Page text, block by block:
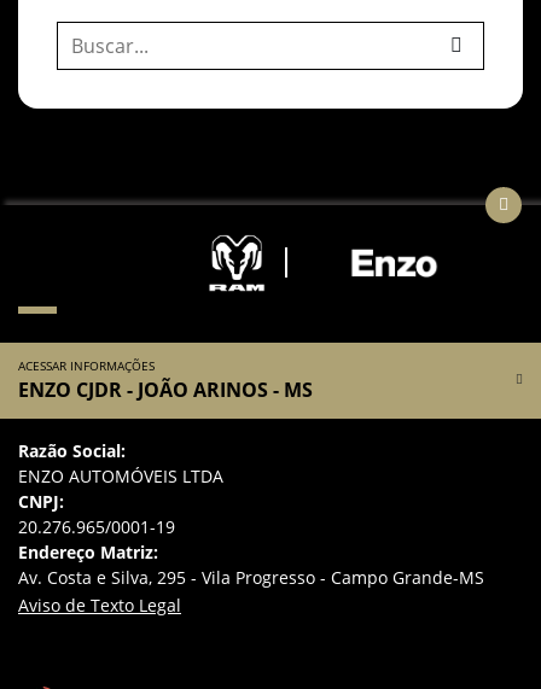
ACESSAR INFORMAÇÕES
ENZO CJDR - JOÃO ARINOS - MS
Razão Social:
ENZO AUTOMÓVEIS LTDA
CNPJ:
20.276.965/0001-19
Endereço Matriz:
Av. Costa e Silva, 295 - Vila Progresso - Campo Grande-MS
Aviso de Texto Legal